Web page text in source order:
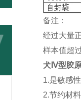
备注：
经过大量
样本值超
犬Ⅳ型胶
1.是敏感
2.节约材